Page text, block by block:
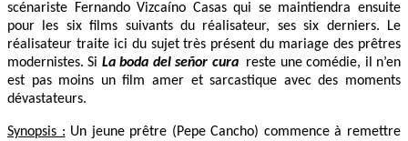
scénariste Fernando Vizcaíno Casas qui se maintiendra ensuite
pour les six films suivants du réalisateur, ses six derniers. Le
réalisateur traite ici du sujet très présent du mariage des prêtres
modernistes. Si La boda del señor curareste une comédie, il n’en
est pas moins un film amer et sarcastique avec des moments
dévastateurs.
Synopsis : Un jeune prêtre (Pepe Cancho) commence à remettre